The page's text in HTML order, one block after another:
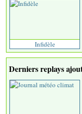
Infidèle
Derniers replays